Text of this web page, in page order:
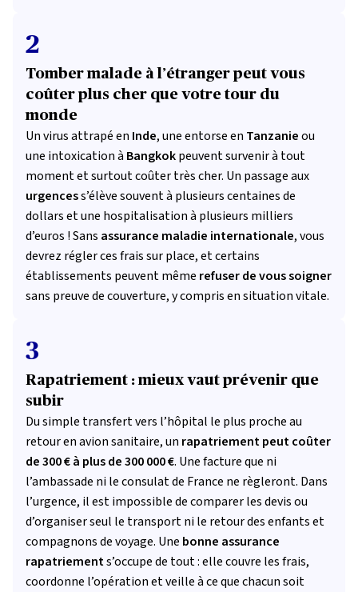
2
Tomber malade à l’étranger peut vous
coûter plus cher que votre tour du
monde
Un virus attrapé en Inde, une entorse en Tanzanieou
une intoxication à Bangkokpeuvent survenir à tout
moment et surtout coûter très cher. Un passage aux
urgencess’élève souvent à plusieurs centaines de
dollars et une hospitalisation à plusieurs milliers
d’euros !Sans assurance maladie internationale, vous
devrez régler ces frais sur place, et certains
établissements peuvent même refuser de vous soigner
sans preuve de couverture, y compris en situation vitale.
3
Rapatriement : mieux vaut prévenir que
subir
Du simple transfert vers l’hôpital le plus proche au
retour en avion sanitaire, un rapatriement peut coûter
de 300 € à plus de 300 000 €. Une facture que ni
l’ambassade ni le consulat de France ne règleront. Dans
l’urgence, il est impossible de comparer les devis ou
d’organiser seul le transport ni le retour des enfants et
compagnons de voyage. Une bonne assurance
rapatriements’occupe de tout : elle couvre les frais,
coordonne l’opération et veille à ce que chacun soit